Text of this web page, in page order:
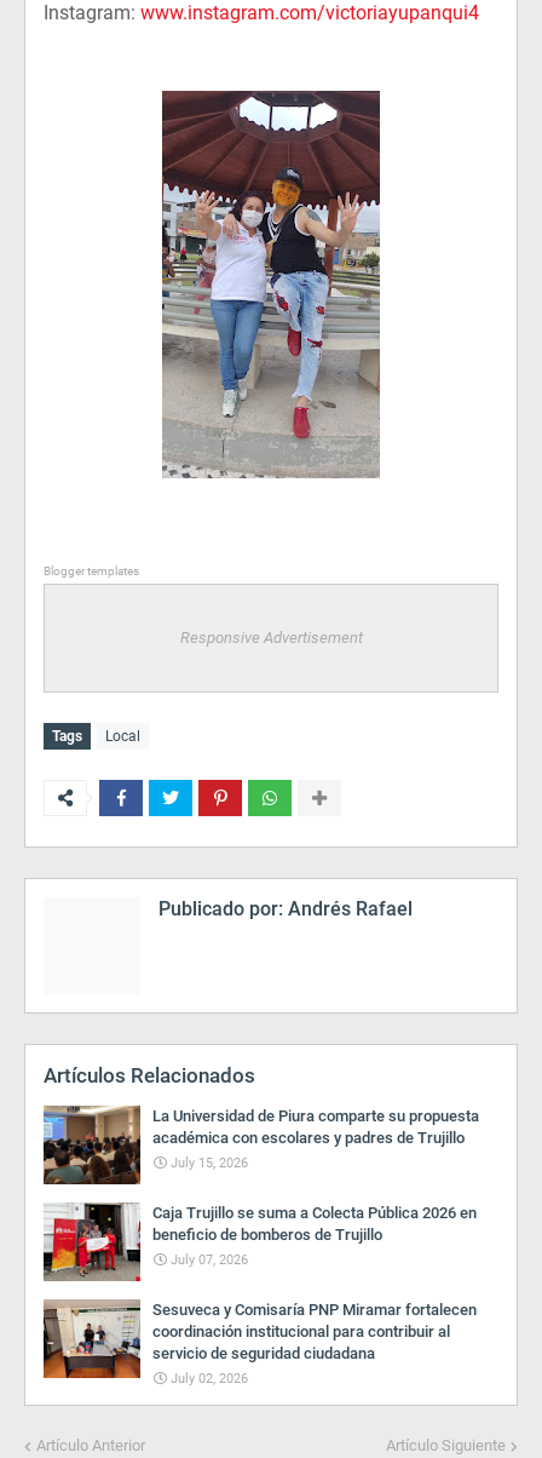
Instagram: www.instagram.com/victoriayupanqui4
Blogger templates
Responsive Advertisement
Tags Local
Publicado por: Andrés Rafael
Artículos Relacionados
La Universidad de Piura comparte su propuesta
académica con escolares y padres de Trujillo
July 15, 2026
Caja Trujillo se suma a Colecta Pública 2026 en
beneficio de bomberos de Trujillo
July 07, 2026
Sesuveca y Comisaría PNP Miramar fortalecen
coordinación institucional para contribuir al
servicio de seguridad ciudadana
July 02, 2026
Artículo Anterior Artículo Siguiente